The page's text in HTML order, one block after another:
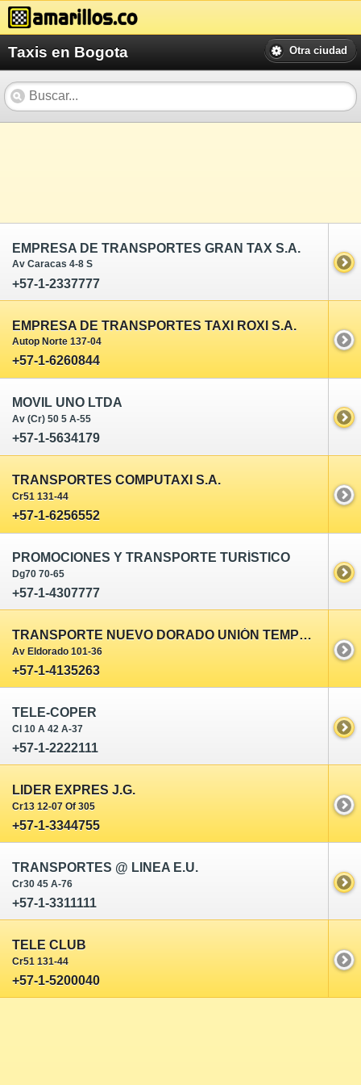
Taxis en Bogota Otra ciudad
EMPRESA DE TRANSPORTES GRAN TAX S.A.
Av Caracas 4-8 S
+57-1-2337777
EMPRESA DE TRANSPORTES TAXI ROXI S.A.
Autop Norte 137-04
+57-1-6260844
MOVIL UNO LTDA
Av (Cr) 50 5 A-55
+57-1-5634179
TRANSPORTES COMPUTAXI S.A.
Cr51 131-44
+57-1-6256552
PROMOCIONES Y TRANSPORTE TURÍSTICO
Dg70 70-65
+57-1-4307777
TRANSPORTE NUEVO DORADO UNIÓN TEMPORAL
Av Eldorado 101-36
+57-1-4135263
TELE-COPER
Cl 10 A 42 A-37
+57-1-2222111
LIDER EXPRES J.G.
Cr13 12-07 Of 305
+57-1-3344755
TRANSPORTES @ LINEA E.U.
Cr30 45 A-76
+57-1-3311111
TELE CLUB
Cr51 131-44
+57-1-5200040